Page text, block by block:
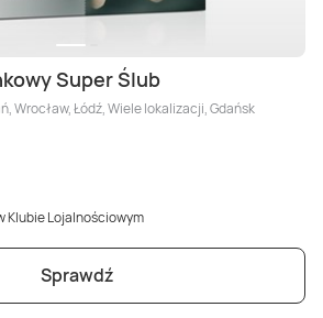
Super Ślub
Wrocław, Łódź, Wiele lokalizacji, Gdańsk
Klubie Lojalnościowym
Sprawdź